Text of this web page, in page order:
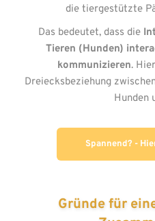
die tiergestützte
Das bedeutet, dass die
Tieren (Hunden)
kommunizieren.
Dreiecksbeziehung
Hunden
Spannend? -
Gründe für